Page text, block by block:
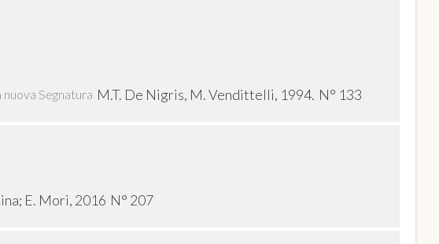
Segnatura M.T. De Nigris, M. Vendittelli, 1994. N° 133
E. Mori, 2016 N° 207